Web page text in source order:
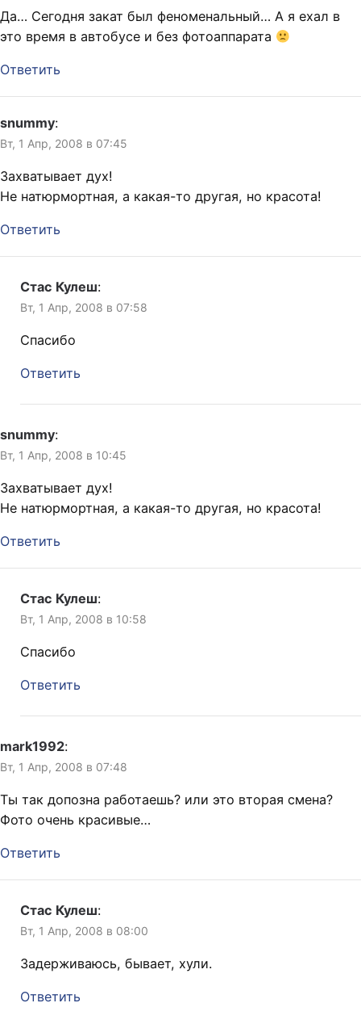
Да… Сегодня закат был феноменальный… А я ехал в
это время в автобусе и без фотоаппарата
Ответить
snummy:
Вт, 1 Апр, 2008 в 07:45
Захватывает дух!
Не натюрмортная, а какая-то другая, но красота!
Ответить
Стас Кулеш:
Вт, 1 Апр, 2008 в 07:58
Спасибо
Ответить
snummy:
Вт, 1 Апр, 2008 в 10:45
Захватывает дух!
Не натюрмортная, а какая-то другая, но красота!
Ответить
Стас Кулеш:
Вт, 1 Апр, 2008 в 10:58
Спасибо
Ответить
mark1992:
Вт, 1 Апр, 2008 в 07:48
Ты так допозна работаешь? или это вторая смена?
Фото очень красивые…
Ответить
Стас Кулеш:
Вт, 1 Апр, 2008 в 08:00
Задерживаюсь, бывает, хули.
Ответить